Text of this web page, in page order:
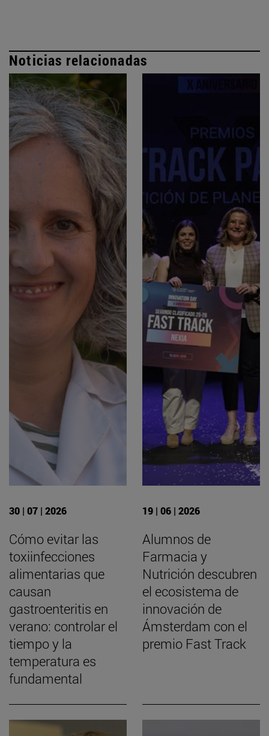
Noticias relacionadas
30 | 07 | 2026
Cómo evitar las
toxiinfecciones
alimentarias que
causan
gastroenteritis en
verano: controlar el
tiempo y la
temperatura es
fundamental
19 | 06 | 2026
Alumnos de
Farmacia y
Nutrición descubren
el ecosistema de
innovación de
Ámsterdam con el
premio Fast Track